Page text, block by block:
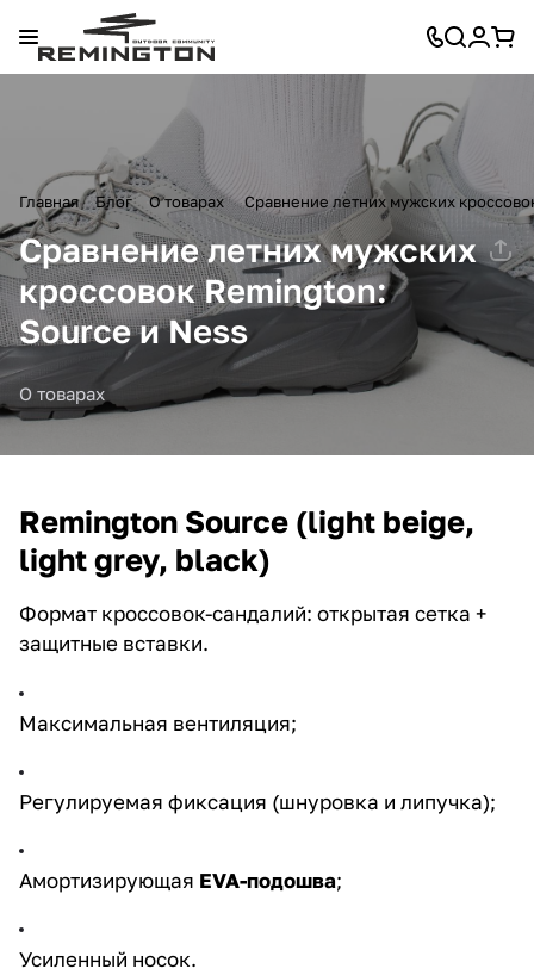
Главная Блог О товарах Сравнение летних мужских
Сравнение летних мужских
кроссовок Remington:
Source и Ness
О товарах
Remington Source (light beige,
light grey, black)
Формат кроссовок-сандалий: открытая сетка +
защитные вставки.
Максимальная вентиляция;
Регулируемая фиксация (шнуровка и липучка);
Амортизирующая EVA-подошва;
Усиленный носок.